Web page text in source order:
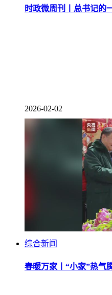
时政微周刊丨总书记的
2026-02-02
综合新闻
春暖万家丨“小家”热气